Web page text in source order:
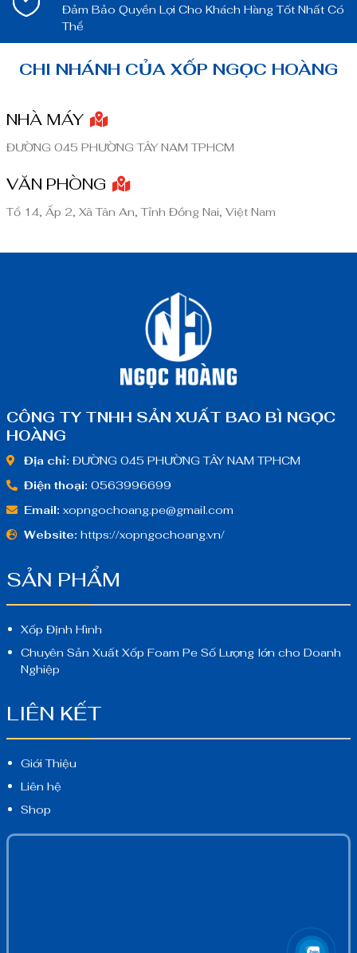
Đảm Bảo Quyền Lợi Cho Khách Hàng Tốt Nhất Có
Thể
CHI NHÁNH CỦA XỐP NGỌC HOÀNG
NHÀ MÁY
ĐƯỜNG 045 PHƯỜNG TÂY NAM TPHCM
VĂN PHÒNG
Tổ 14, Ấp 2, Xã Tân An, Tỉnh Đồng Nai, Việt Nam
CÔNG TY TNHH SẢN XUẤT BAO BÌ NGỌC
HOÀNG
Địa chỉ: ĐƯỜNG 045 PHƯỜNG TÂY NAM TPHCM
Điện thoại: 0563996699
Email: xopngochoang.pe@gmail.com
Website: https://xopngochoang.vn/
SẢN PHẨM
Xốp Định Hình
Chuyên Sản Xuất Xốp Foam Pe Số Lượng lớn cho Doanh
Nghiệp
LIÊN KẾT
Giới Thiệu
Liên hệ
Shop